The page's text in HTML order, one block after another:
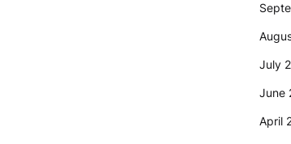
July
June
April